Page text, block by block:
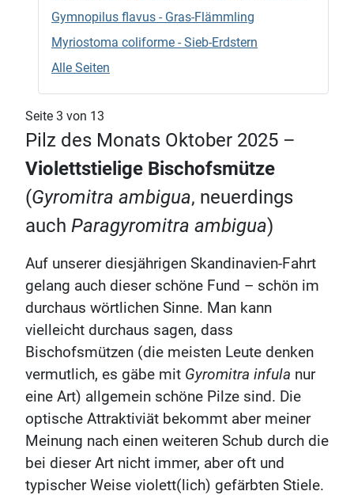
Gymnopilus flavus - Gras-Flämmling
Myriostoma coliforme - Sieb-Erdstern
Alle Seiten
Seite 3 von 13
Pilz des Monats Oktober 2025 –
Violettstielige Bischofsmütze
(Gyromitra ambigua, neuerdings
auch Paragyromitra ambigua)
Auf unserer diesjährigen Skandinavien-Fahrt
gelang auch dieser schöne Fund – schön im
durchaus wörtlichen Sinne. Man kann
vielleicht durchaus sagen, dass
Bischofsmützen (die meisten Leute denken
vermutlich, es gäbe mit Gyromitra infula nur
eine Art) allgemein schöne Pilze sind. Die
optische Attraktiviät bekommt aber meiner
Meinung nach einen weiteren Schub durch die
bei dieser Art nicht immer, aber oft und
typischer Weise violett(lich) gefärbten Stiele.